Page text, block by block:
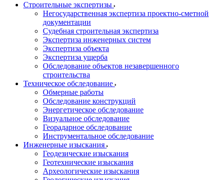
Строительные экспертизы
Негосударственная экспертиза проектно-сметной
документации
Судебная строительная экспертиза
Экспертиза инженерных систем
Экспертиза объекта
Экспертиза ущерба
Обследование объектов незавершенного
строительства
Техническое обследование
Обмерные работы
Обследование конструкций
Энергетическое обследование
Визуальное обследование
Георадарное обследование
Инструментальное обследование
Инженерные изыскания
Геодезические изыскания
Геотехнические изыскания
Археологические изыскания